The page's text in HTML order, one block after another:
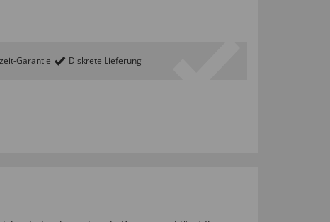
Garantie Diskrete Lieferung